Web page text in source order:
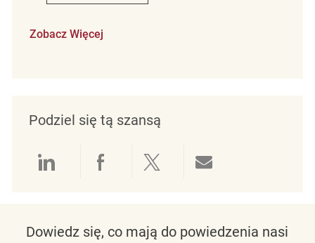
Zobacz Więcej
Podziel się tą szansą
Udostępnianie przez LinkedIn
Udostępnianie przez
Udostępnij przez
Dowiedz się, co mają do powiedzenia nasi